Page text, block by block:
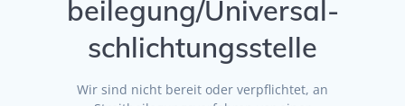
beilegung/Universal­
schlichtungs­stelle
Wir sind nicht bereit oder verpflichtet, an